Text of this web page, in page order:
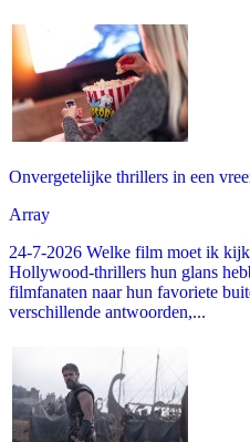
Onvergetelijke thrillers in een
Array
24-7-2026 Welke film moet ik
Hollywood-thrillers hun glans
filmfanaten naar hun favoriete
verschillende antwoorden,...